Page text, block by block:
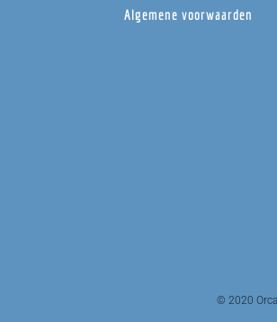
Algemene voorwaarden
© 2020